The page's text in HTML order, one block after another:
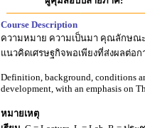
Course Description
ความหมาย ความเป็นมา คุณลักษณะ
แนวคิดเศรษฐกิจพอเพียงที่ส่งผลต่อ
Definition, background, conditions
development, with an emphasis on
หมายเหตุ